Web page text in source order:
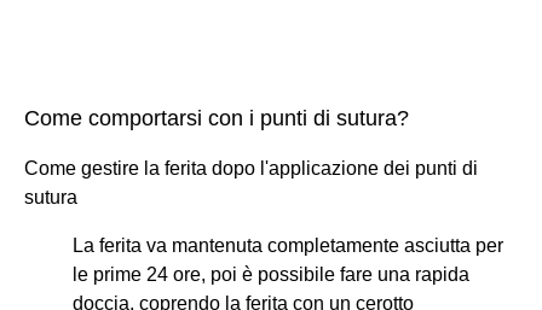
Come comportarsi con i punti di sutura?
Come gestire la ferita dopo l'applicazione dei punti di
sutura
La ferita va mantenuta completamente asciutta per
le prime 24 ore, poi è possibile fare una rapida
doccia, coprendo la ferita con un cerotto